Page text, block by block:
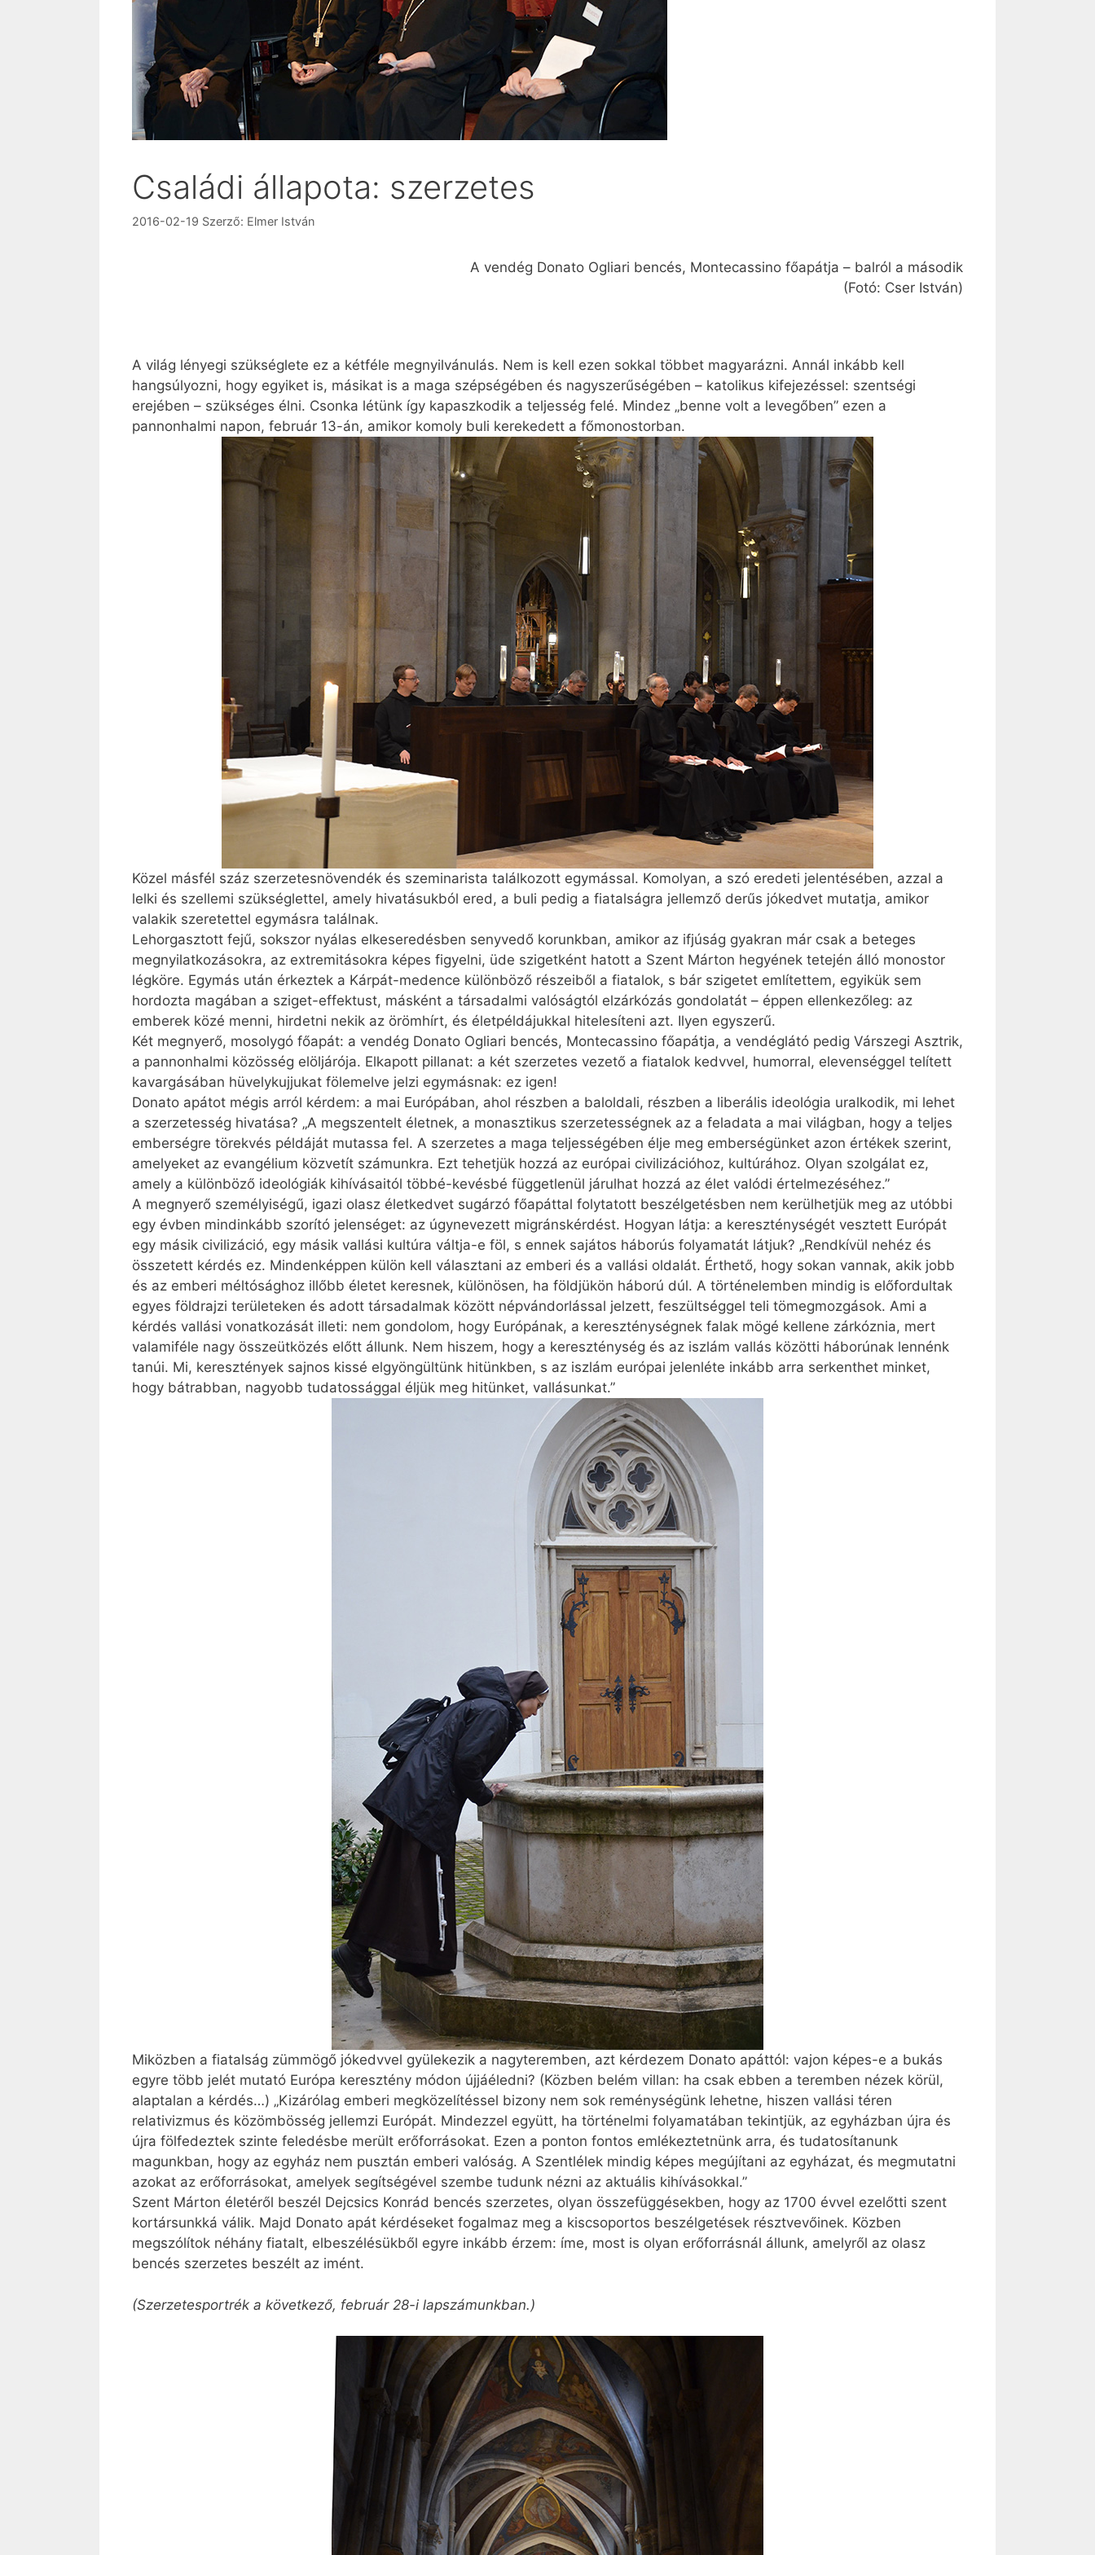
Családi állapota: szerzetes
2016-02-19 Szerző: Elmer István
A vendég Donato Ogliari bencés, Montecassino főapátja – balról a második
(Fotó: Cser István)
A világ lényegi szükséglete ez a kétféle megnyilvánulás. Nem is kell ezen sokkal többet magyarázni. Annál inkább kell
hangsúlyozni, hogy egyiket is, másikat is a maga szépségében és nagyszerűségében – katolikus kifejezéssel: szentségi
erejében – szükséges élni. Csonka létünk így kapaszkodik a teljesség felé. Mindez „benne volt a levegőben” ezen a
pannonhalmi napon, február 13-án, amikor komoly buli kerekedett a főmonostorban.
Közel másfél száz szerzetesnövendék és szeminarista találkozott egymással. Komolyan, a szó eredeti jelentésében, azzal a
lelki és szellemi szükséglettel, amely hivatásukból ered, a buli pedig a fiatalságra jellemző derűs jókedvet mutatja, amikor
valakik szeretettel egymásra találnak.
Lehorgasztott fejű, sokszor nyálas elkeseredésben senyvedő korunkban, amikor az ifjúság gyakran már csak a beteges
megnyilatkozásokra, az extremitásokra képes figyelni, üde szigetként hatott a Szent Márton hegyének tetején álló monostor
légköre. Egymás után érkeztek a Kárpát-medence különböző részeiből a fiatalok, s bár szigetet említettem, egyikük sem
hordozta magában a sziget-effektust, másként a társadalmi valóságtól elzárkózás gondolatát – éppen ellenkezőleg: az
emberek közé menni, hirdetni nekik az örömhírt, és életpéldájukkal hitelesíteni azt. Ilyen egyszerű.
Két megnyerő, mosolygó főapát: a vendég Donato Ogliari bencés, Montecassino főapátja, a vendéglátó pedig Várszegi Asztrik,
a pannonhalmi közösség elöljárója. Elkapott pillanat: a két szerzetes vezető a fiatalok kedvvel, humorral, elevenséggel telített
kavargásában hüvelykujjukat fölemelve jelzi egymásnak: ez igen!
Donato apátot mégis arról kérdem: a mai Európában, ahol részben a baloldali, részben a liberális ideológia uralkodik, mi lehet
a szerzetesség hivatása? „A megszentelt életnek, a monasztikus szerzetességnek az a feladata a mai világban, hogy a teljes
emberségre törekvés példáját mutassa fel. A szerzetes a maga teljességében élje meg emberségünket azon értékek szerint,
amelyeket az evangélium közvetít számunkra. Ezt tehetjük hozzá az európai civilizációhoz, kultúrához. Olyan szolgálat ez,
amely a különböző ideológiák kihívásaitól többé-kevésbé függetlenül járulhat hozzá az élet valódi értelmezéséhez.”
A megnyerő személyiségű, igazi olasz életkedvet sugárzó főapáttal folytatott beszélgetésben nem kerülhetjük meg az utóbbi
egy évben mind­inkább szorító jelenséget: az úgynevezett migránskérdést. Hogyan látja: a kereszténységét vesztett Európát
egy másik civilizáció, egy másik vallási kultúra váltja-e föl, s ennek sajátos háborús folyamatát látjuk? „Rendkívül nehéz és
összetett kérdés ez. Mindenképpen külön kell választani az emberi és a vallási oldalát. Érthető, hogy sokan vannak, akik jobb
és az emberi méltósághoz illőbb életet keresnek, különösen, ha földjükön háború dúl. A történelemben mindig is előfordultak
egyes földrajzi területeken és adott társadalmak között népvándorlással jelzett, feszültséggel teli tömegmozgások. Ami a
kérdés vallási vonatkozását illeti: nem gondolom, hogy Európának, a kereszténységnek falak mögé kellene zárkóznia, mert
valamiféle nagy összeütközés előtt állunk. Nem hiszem, hogy a kereszténység és az iszlám vallás közötti háborúnak lennénk
tanúi. Mi, keresztények sajnos kissé elgyöngültünk hitünkben, s az iszlám európai jelenléte inkább arra serkenthet minket,
hogy bátrabban, nagyobb tudatossággal éljük meg hitünket, vallásunkat.”
Miközben a fiatalság zümmögő jókedvvel gyülekezik a nagyteremben, azt kérdezem Donato apáttól: vajon képes-e a bukás
egyre több jelét mutató Európa keresztény módon újjáéledni? (Közben belém villan: ha csak ebben a teremben nézek körül,
alaptalan a kérdés…) „Kizárólag emberi megközelítéssel bizony nem sok reménységünk lehetne, hiszen vallási téren
relativizmus és közömbösség jellemzi Európát. Mindezzel együtt, ha történelmi folyamatában tekintjük, az egyházban újra és
újra fölfedeztek szinte feledésbe merült erőforrásokat. Ezen a ponton fontos emlékeztetnünk arra, és tudatosítanunk
magunkban, hogy az egyház nem pusztán emberi valóság. A Szentlélek mindig képes megújítani az egyházat, és megmutatni
azokat az erőforrásokat, amelyek segítségével szembe tudunk nézni az aktuális kihívásokkal.”
Szent Márton életéről beszél Dejcsics Konrád bencés szerzetes, olyan összefüggésekben, hogy az 1700 évvel ezelőtti szent
kortársunkká válik. Majd Donato apát kérdéseket fogalmaz meg a kiscsoportos beszélgetések résztvevőinek. Közben
megszólítok néhány fiatalt, elbeszélésükből egyre inkább érzem: íme, most is olyan erőforrásnál állunk, amelyről az olasz
bencés szerzetes beszélt az imént.
(Szerzetesportrék a következő, február 28-i lapszámunkban.)